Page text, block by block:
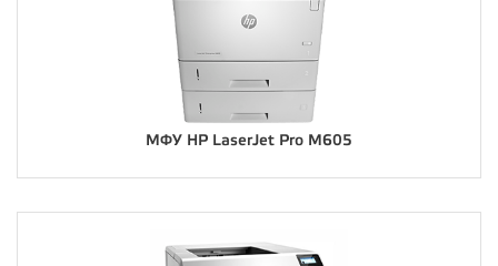
МФУ HP LaserJet Pro M605